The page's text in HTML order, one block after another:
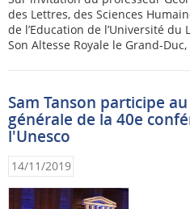
des Lettres, des Sciences
de l’Education de l’Université
Son Altesse Royale le Grand-
Sam Tanson participe
générale de la 40e
l'Unesco
14/11/2019